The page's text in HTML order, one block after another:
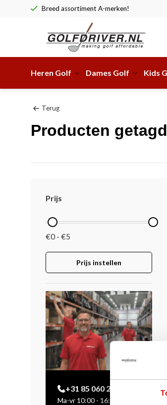
Breed assortiment A-merken!
Heren Golf Dames Golf Kids
Terug
Producten
Prijs
€0 - €5
Prijs instellen
+31 85 060 20 99
Ma-vr 10:00 - 16:00 uur